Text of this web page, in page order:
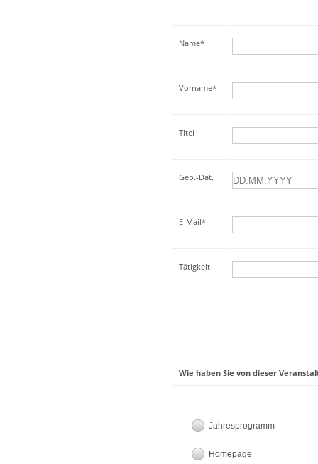
Name*
Vorname*
Titel
Geb.-Dat.
E-Mail*
Tätigkeit
Wie haben Sie von dieser
Jahresprogramm
Homepage